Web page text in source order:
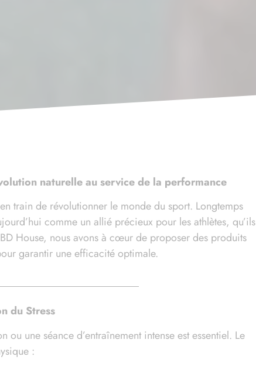
naturelle au service de la performance
train de révolutionner le monde du sport. Longtemps
comme un allié précieux pour les athlètes, qu’ils
House, nous avons à cœur de proposer des produits
garantir une efficacité optimale.
du Stress
une séance d’entraînement intense est essentiel. Le
: